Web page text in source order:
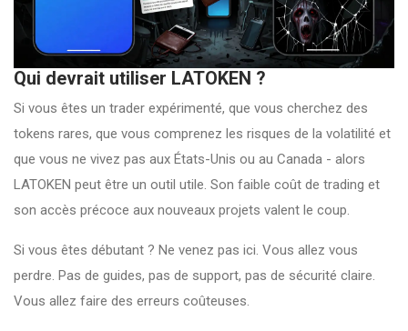
Qui devrait utiliser LATOKEN ?
Si vous êtes un trader expérimenté, que vous cherchez des
tokens rares, que vous comprenez les risques de la volatilité et
que vous ne vivez pas aux États-Unis ou au Canada - alors
LATOKEN peut être un outil utile. Son faible coût de trading et
son accès précoce aux nouveaux projets valent le coup.
Si vous êtes débutant ? Ne venez pas ici. Vous allez vous
perdre. Pas de guides, pas de support, pas de sécurité claire.
Vous allez faire des erreurs coûteuses.